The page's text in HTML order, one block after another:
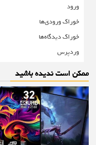
ورود
خوراک ورودی‌ها
خوراک دیدگاه‌ها
وردپرس
ممکن است ندیده باشید